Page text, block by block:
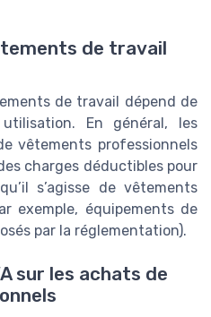
de travail
de travail dépend de
En général, les
vêtements professionnels
charges déductibles pour
s’agisse de vêtements
exemple, équipements de
par la réglementation).
sur les achats de